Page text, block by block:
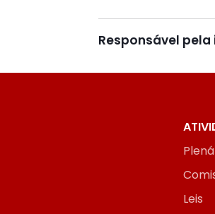
Responsável pela
Leis